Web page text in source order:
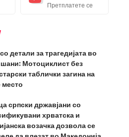
Претплатете се
детали за трагедијата во
Мотоциклист без
таблички загина на
место
српски државјани со
хрватска и
возачка дозвола се